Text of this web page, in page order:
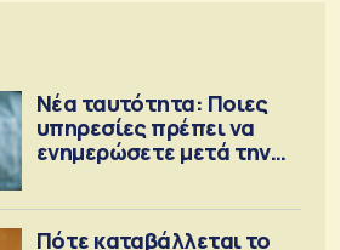
Νέα ταυτότητα: Ποιες
υπηρεσίες πρέπει να
ενημερώσετε μετά την
Πότε καταβάλλεται το